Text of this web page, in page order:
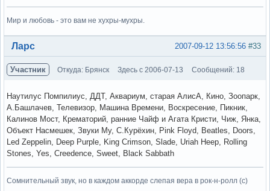
Мир и любовь - это вам не хухры-мухры.
Вне форума #33
2007-09-12 13:56:56
Ларс
Участник Откуда: Брянск Здесь с 2006-07-13 Сообщений: 18
Наутилус Помпилиус, ДДТ, Аквариум, старая АлисА, Кино, Зоопарк,
А.Башлачев, Телевизор, Машина Времени, Воскресение, Пикник,
Калинов Мост, Крематорий, ранние Чайф и Агата Кристи, Чиж, Янка,
Объект Насмешек, Звуки Му, С.Курёхин, Pink Floyd, Beatles, Doors,
Led Zeppelin, Deep Purple, King Crimson, Slade, Uriah Heep, Rolling
Stones, Yes, Creedence, Sweet, Black Sabbath
Сомнительный звук, но в каждом аккорде слепая вера в рок-н-ролл (с)